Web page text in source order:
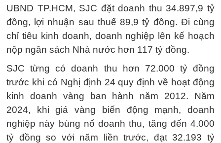
UBND TP.HCM, SJC đặt doanh thu 34.897,9 tỷ
đồng, lợi nhuận sau thuế 89,9 tỷ đồng. Đi cùng
chỉ tiêu kinh doanh, doanh nghiệp lên kế hoạch
nộp ngân sách Nhà nước hơn 117 tỷ đồng.
SJC từng có doanh thu hơn 72.000 tỷ đồng
trước khi có Nghị định 24 quy định về hoạt động
kinh doanh vàng ban hành năm 2012. Năm
2024, khi giá vàng biến động mạnh, doanh
nghiệp này bùng nổ doanh thu, tăng đến 4.000
tỷ đồng so với năm liền trước, đạt 32.193 tỷ